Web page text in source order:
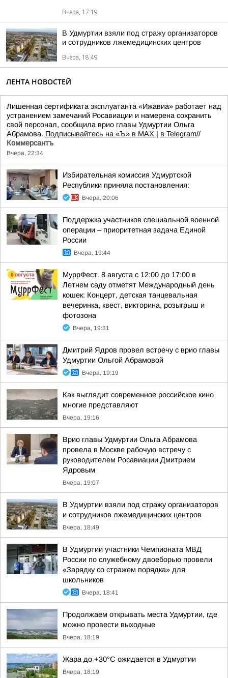
Вчера, 17:19
В Удмуртии взяли под стражу организаторов
и сотрудников лжемедицинских центров
Вчера, 18:49
ЛЕНТА НОВОСТЕЙ
Лишенная сертификата эксплуатанта «Ижавиа» работает над
устранением замечаний Росавиации и намерена сохранить
свой персонал, сообщила врио главы Удмуртии Ольга
Абрамова. Подписывайтесь на «Ъ» в MAX | в Telegram//
Коммерсантъ
Вчера, 22:34
Избирательная комиссия Удмуртской
Республики приняла постановления:
Вчера, 20:06
Поддержка участников специальной военной
операции – приоритетная задача Единой
России
Вчера, 19:44
МуррФест. 8 августа с 12:00 до 17:00 в
Летнем саду отметят Международный день
кошек: Концерт, детская танцевальная
вечеринка, квест, викторина, розыгрыш и
фотозона
Вчера, 19:31
Дмитрий Ядров провел встречу с врио главы
Удмуртии Ольгой Абрамовой
Вчера, 19:19
Как выглядит современное российское кино
многие представляют
Вчера, 19:16
Врио главы Удмуртии Ольга Абрамова
провела в Москве рабочую встречу с
руководителем Росавиации Дмитрием
Ядровым
Вчера, 19:07
В Удмуртии взяли под стражу организаторов
и сотрудников лжемедицинских центров
Вчера, 18:49
В Удмуртии участники Чемпионата МВД
России по служебному двоеборью провели
«Зарядку со стражем порядка» для
школьников
Вчера, 18:41
Продолжаем открывать места Удмуртии, где
можно провести выходные
Вчера, 18:19
Жара до +30°С ожидается в Удмуртии
Вчера, 18:19